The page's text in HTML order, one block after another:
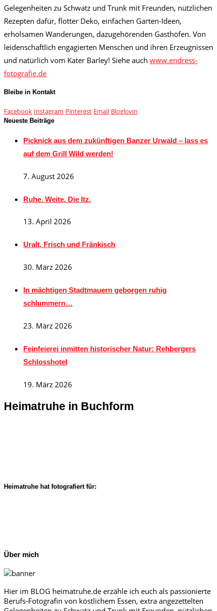
Gelegenheiten zu Schwatz und Trunk mit Freunden, nützlichen
Rezepten dafür, flotter Deko, einfachen Garten-Ideen,
erholsamen Wanderungen, dazugehörenden Gasthöfen. Von
leidenschaftlich engagierten Menschen und ihren Erzeugnissen
und natürlich vom Kater Barley! Siehe auch www.endress-
fotografie.de
Bleibe in Kontakt
Facebook Instagram Pinterest Email Bloglovin
Neueste Beiträge
Picknick aus dem zukünftigen Banzer Urwald – lass es
auf dem Grill Wild werden!
7. August 2026
Ruhe. Weite. Die Itz.
13. April 2026
Uralt, Frisch und Fränkisch
30. März 2026
In mächtigen Stadtmauern geborgen ruhig
schlummern…
23. März 2026
Feinfeierei inmitten historischer Natur: Rehbergers
Schlosshotel
19. März 2026
Heimatruhe in Buchform
Heimatruhe hat fotografiert für:
Über mich
Hier im BLOG heimatruhe.de erzähle ich euch als passionierte
Berufs-Fotografin von köstlichem Essen, extra angezettelten